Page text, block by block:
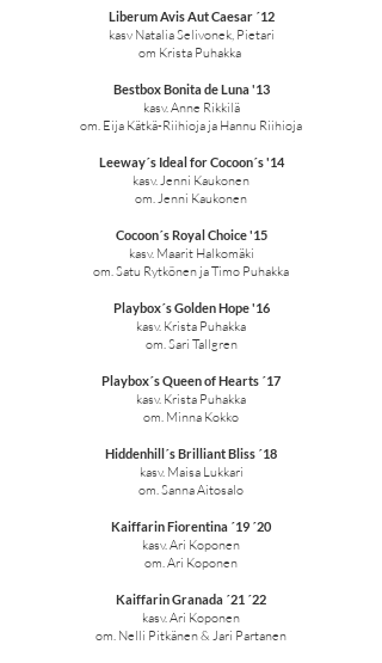
Liberum Avis Aut Caesar ´12
kasv Natalia Selivonek, Pietari
om Krista Puhakka
Bestbox Bonita de Luna '13
kasv. Anne Rikkilä
om. Eija Kätkä-Riihioja ja Hannu Riihioja
Leeway´s Ideal for Cocoon´s '14
kasv. Jenni Kaukonen
om. Jenni Kaukonen
Cocoon´s Royal Choice '15
kasv. Maarit Halkomäki
om. Satu Rytkönen ja Timo Puhakka
Playbox´s Golden Hope '16
kasv. Krista Puhakka
om. Sari Tallgren
Playbox´s Queen of Hearts ´17
kasv. Krista Puhakka
om. Minna Kokko
Hiddenhill´s Brilliant Bliss ´18
kasv. Maisa Lukkari
om. Sanna Aitosalo
Kaiffarin Fiorentina ´19 ´20
kasv. Ari Koponen
om. Ari Koponen
Kaiffarin Granada ´21 ´22
kasv. Ari Koponen
om. Nelli Pitkänen & Jari Partanen